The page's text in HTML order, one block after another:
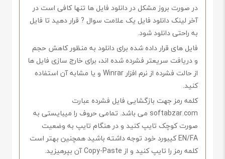
در صورت بروز مشکل در دانلود فایل ها تنها کافی است در
آخر لینک دانلود فایل یک علامت سوال ? قرار دهید تا فایل
به راحتی دانلود شود.
فایل های قرار داده شده برای دانلود به منظور کاهش حجم
و دریافت سریعتر فشرده شده اند، برای خارج سازی فایل ها
از حالت فشرده از نرم افزار Winrar و یا مشابه آن استفاده
کنید.
کلمه رمز جهت بازگشایی فایل فشرده عبارت
softabzar.com می باشد. تمامی حروف را میبایستی به
صورت کوچک تایپ کنید و در هنگام تایپ به وضعیت
EN/FA کیبورد خود توجه داشته باشید همچنین بهتر است
کلمه رمز را تایپ کنید و از Copy-Paste آن بپرهیزید.